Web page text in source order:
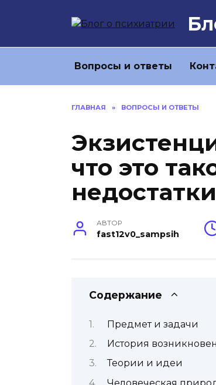
Вопросы и ответы
ГЛАВНАЯ » ВОПРОСЫ И ОТВЕТЫ
что это
недостатки
АВТОР
fast12v0_sampsih
Содержание
Предмет и задачи
История
Теории и идеи